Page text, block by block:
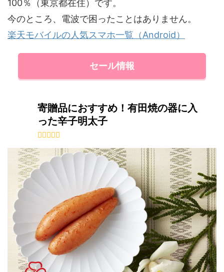
100％（東京都在住）です。
今のところ、電波で困ったことはありません。
楽天モバイルの人気スマホ一覧（Android）
セール情報
寄贈品におすすめ！有田焼の器に入
った辛子明太子